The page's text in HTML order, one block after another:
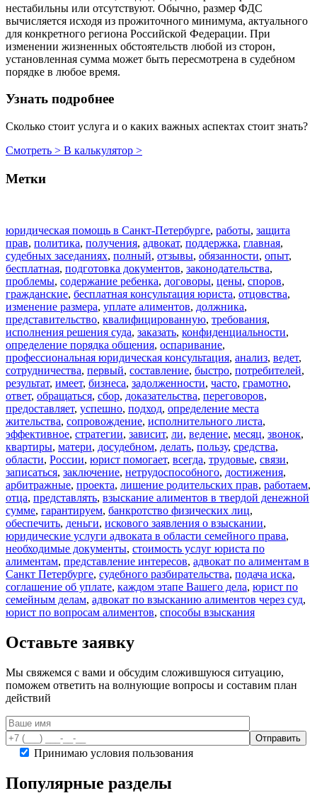
нестабильны или отсутствуют. Обычно, размер ФДС
вычисляется исходя из прожиточного минимума, актуального
для конкретного региона Российской Федерации. При
изменении жизненных обстоятельств любой из сторон,
установленная сумма может быть пересмотрена в судебном
порядке в любое время.
Узнать подробнее
Сколько стоит услуга и о каких важных аспектах стоит знать?
Смотреть > В калькулятор >
Метки
юридическая помощь в Санкт-Петербурге, работы, защита
прав, политика, получения, адвокат, поддержка, главная,
судебных заседаниях, полный, отзывы, обязанности, опыт,
бесплатная, подготовка документов, законодательства,
проблемы, содержание ребенка, договоры, цены, споров,
гражданские, бесплатная консультация юриста, отцовства,
изменение размера, уплате алиментов, должника,
представительство, квалифицированную, требования,
исполнения решения суда, заказать, конфиденциальности,
определение порядка общения, оспаривание,
профессиональная юридическая консультация, анализ, ведет,
сотрудничества, первый, составление, быстро, потребителей,
результат, имеет, бизнеса, задолженности, часто, грамотно,
ответ, обращаться, сбор, доказательства, переговоров,
предоставляет, успешно, подход, определение места
жительства, сопровождение, исполнительного листа,
эффективное, стратегии, зависит, ли, ведение, месяц, звонок,
квартиры, матери, досудебном, делать, пользу, средства,
области, России, юрист помогает, всегда, трудовые, связи,
записаться, заключение, нетрудоспособного, достижения,
арбитражные, проекта, лишение родительских прав, работаем,
отца, представлять, взыскание алиментов в твердой денежной
сумме, гарантируем, банкротство физических лиц,
обеспечить, деньги, искового заявления о взыскании,
юридические услуги адвоката в области семейного права,
необходимые документы, стоимость услуг юриста по
алиментам, представление интересов, адвокат по алиментам в
Санкт Петербурге, судебного разбирательства, подача иска,
соглашение об уплате, каждом этапе Вашего дела, юрист по
семейным делам, адвокат по взысканию алиментов через суд,
юрист по вопросам алиментов, способы взыскания
Оставьте заявку
Мы свяжемся с вами и обсудим сложившуюся ситуацию,
поможем ответить на волнующие вопросы и составим план
действий
Принимаю условия пользования
Популярные разделы